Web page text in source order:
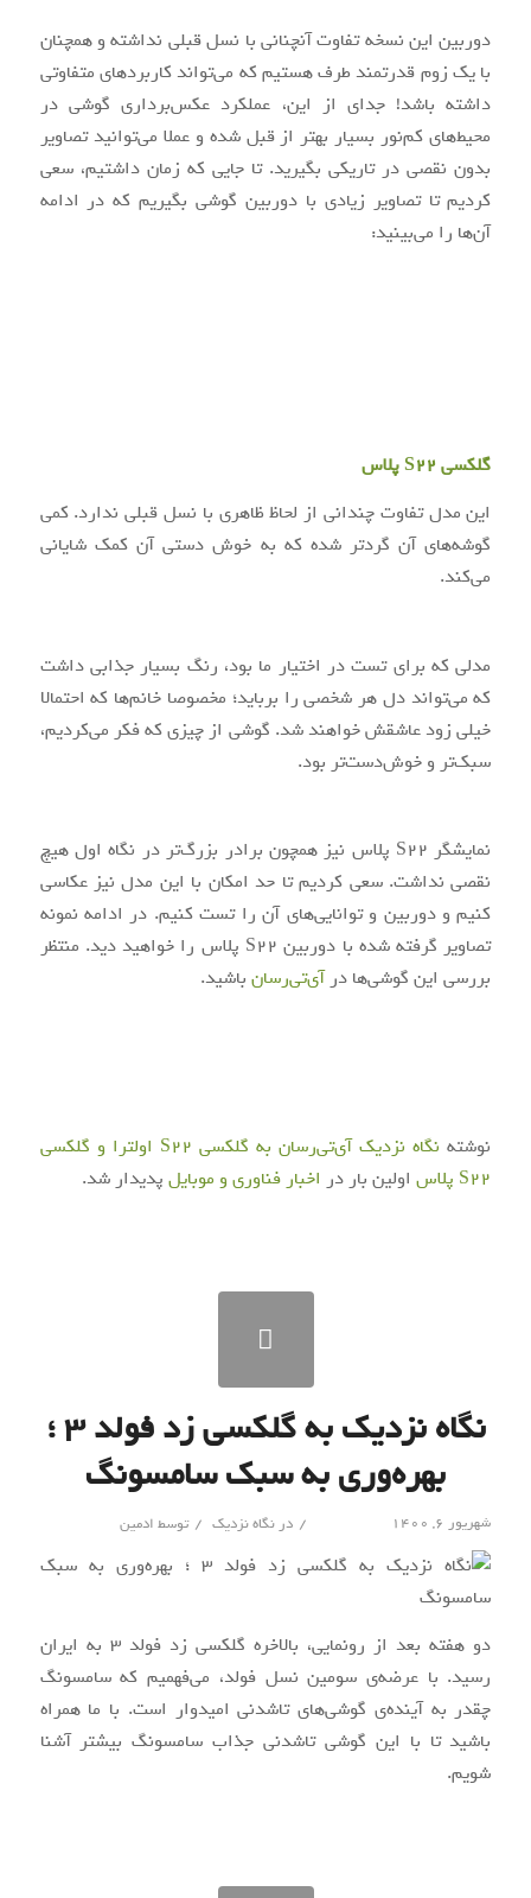
دوربین این نسخه تفاوت آنچنانی با نسل قبلی نداشته و همچنان
با یک زوم قدرتمند طرف هستیم که می‌تواند کاربردهای متفاوتی
داشته باشد! جدای از این، عملکرد عکس‌برداری گوشی در
محیط‌های کم‌نور بسیار بهتر از قبل شده و عملا می‌توانید تصاویر
بدون نقصی در تاریکی بگیرید. تا جایی که زمان داشتیم، سعی
کردیم تا تصاویر زیادی با دوربین گوشی بگیریم که در ادامه
آن‌ها را می‌بینید:
گلکسی S22 پلاس
این مدل تفاوت چندانی از لحاظ ظاهری با نسل قبلی ندارد. کمی
گوشه‌های آن گردتر شده که به خوش دستی آن کمک شایانی
می‌کند.
مدلی که برای تست در اختیار ما بود، رنگ بسیار جذابی داشت
که می‌تواند دل هر شخصی را برباید؛ مخصوصا خانم‌ها که احتمالا
خیلی زود عاشقش خواهند شد. گوشی از چیزی که فکر می‌کردیم،
سبک‌تر و خوش‌دست‌تر بود.
نمایشگر S22 پلاس نیز همچون برادر بزرگ‌تر در نگاه اول هیچ
نقصی نداشت. سعی کردیم تا حد امکان با این مدل نیز عکاسی
کنیم و دوربین و توانایی‌های آن را تست کنیم. در ادامه نمونه
تصاویر گرفته شده با دوربین S22 پلاس را خواهید دید. منتظر
بررسی این گوشی‌ها درآی‌تی‌رسانباشید.
نوشته
نگاه نزدیک آی‌تی‌رسان به گلکسی S22 اولترا و گلکسی
S22 پلاس
اولین بار در اخبار فناوری و موبایلپدیدار شد.
نگاه نزدیک به گلکسی زد فولد ۳ ؛
بهره‌وری به‌ سبک سامسونگ
شهریور ۶, ۱۴۰۰ / درنگاه نزدیک / توسط ادمین
دو هفته بعد از رونمایی، بالاخره گلکسی زد فولد ۳ به ایران
رسید. با عرضهی سومین نسل فولد، میفهمیم که سامسونگ
چقدر به آیندهی گوشیهای تاشدنی امیدوار است. با ما همراه
باشید تا با این گوشی تاشدنی جذاب سامسونگ بیشتر آشنا
شویم.